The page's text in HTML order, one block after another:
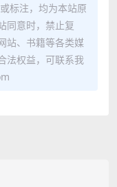
标注，均为本站原
同意时，禁止复
站、书籍等各类媒
法权益，可联系我